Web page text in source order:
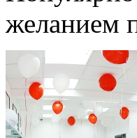
желанием